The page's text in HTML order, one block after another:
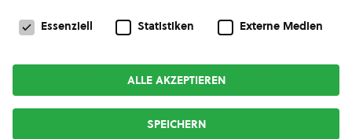
Copyright © 2026bio austria
Datenschutzeinstellungen
Essenziell Statistiken Externe Medien
ALLE AKZEPTIEREN
SPEICHERN